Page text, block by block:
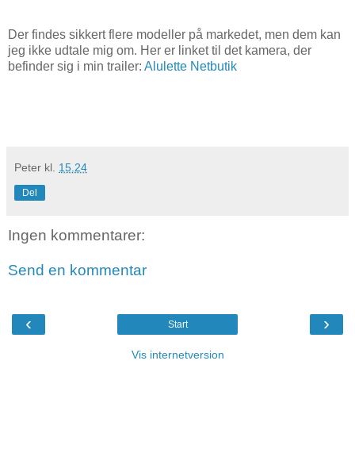
Der findes sikkert flere modeller på markedet, men dem kan
jeg ikke udtale mig om. Her er linket til det kamera, der
befinder sig i min trailer: Alulette Netbutik
Peter kl. 15.24
Del
Ingen kommentarer:
Send en kommentar
‹ ›
Start
Vis internetversion